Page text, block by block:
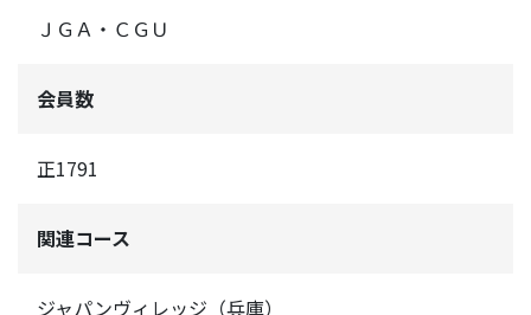
ＪＧＡ・ＣＧＵ
会員数
正1791
関連コース
ジャパンヴィレッジ（兵庫）